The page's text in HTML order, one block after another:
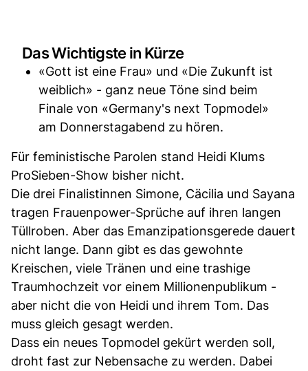
Das Wichtigste in Kürze
«Gott ist eine Frau» und «Die Zukunft ist
weiblich» - ganz neue Töne sind beim
Finale von «Germany's next Topmodel»
am Donnerstagabend zu hören.
Für feministische Parolen stand Heidi Klums
ProSieben-Show bisher nicht.
Die drei Finalistinnen Simone, Cäcilia und Sayana
tragen Frauenpower-Sprüche auf ihren langen
Tüllroben. Aber das Emanzipationsgerede dauert
nicht lange. Dann gibt es das gewohnte
Kreischen, viele Tränen und eine trashige
Traumhochzeit vor einem Millionenpublikum -
aber nicht die von Heidi und ihrem Tom. Das
muss gleich gesagt werden.
Dass ein neues Topmodel gekürt werden soll,
droht fast zur Nebensache zu werden. Dabei